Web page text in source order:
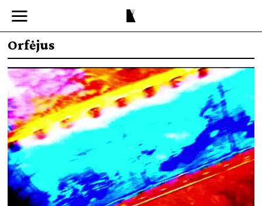
Orfėjus